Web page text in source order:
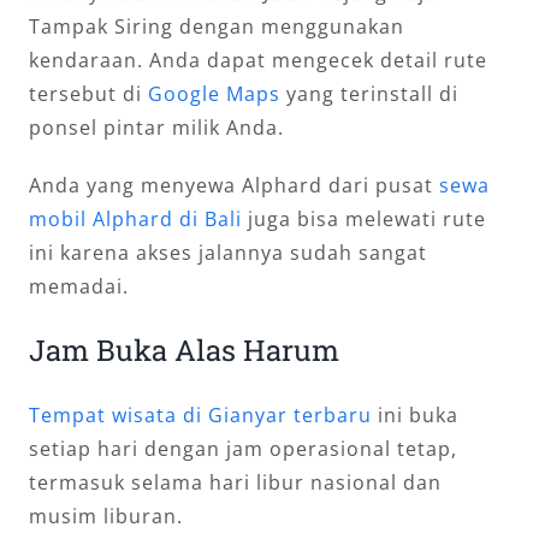
Tampak Siring dengan menggunakan
kendaraan. Anda dapat mengecek detail rute
tersebut di Google Maps yang terinstall di
ponsel pintar milik Anda.
Anda yang menyewa Alphard dari pusat sewa
mobil Alphard di Bali juga bisa melewati rute
ini karena akses jalannya sudah sangat
memadai.
Jam Buka Alas Harum
Tempat wisata di Gianyar terbaru ini buka
setiap hari dengan jam operasional tetap,
termasuk selama hari libur nasional dan
musim liburan.